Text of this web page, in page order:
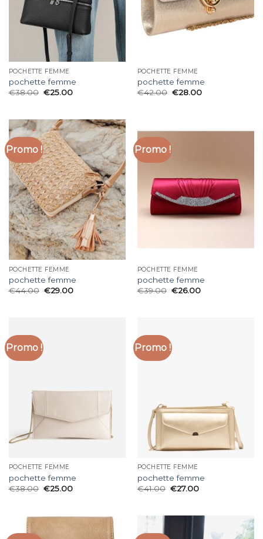
POCHETTE FEMME
pochette femme
€38.00 €25.00
POCHETTE FEMME
pochette femme
€42.00 €28.00
Promo !
POCHETTE FEMME
pochette femme
€44.00 €29.00
Promo !
POCHETTE FEMME
pochette femme
€39.00 €26.00
Promo !
POCHETTE FEMME
pochette femme
€38.00 €25.00
Promo !
POCHETTE FEMME
pochette femme
€41.00 €27.00